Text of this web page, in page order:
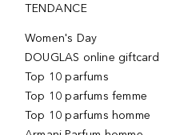
TENDANCE
Women's Day
DOUGLAS online giftcard
Top 10 parfums
Top 10 parfums femme
Top 10 parfums homme